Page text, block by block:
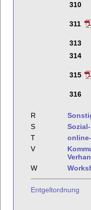
310
311
313
314
315
316
R
S
T
V
W
Entgeltordnung